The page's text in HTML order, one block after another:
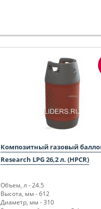
Композитный газовый
Research LPG 26,2 л. (HPCR)
Объем, л - 24.5
Высота, мм - 612
Диаметр, мм - 310